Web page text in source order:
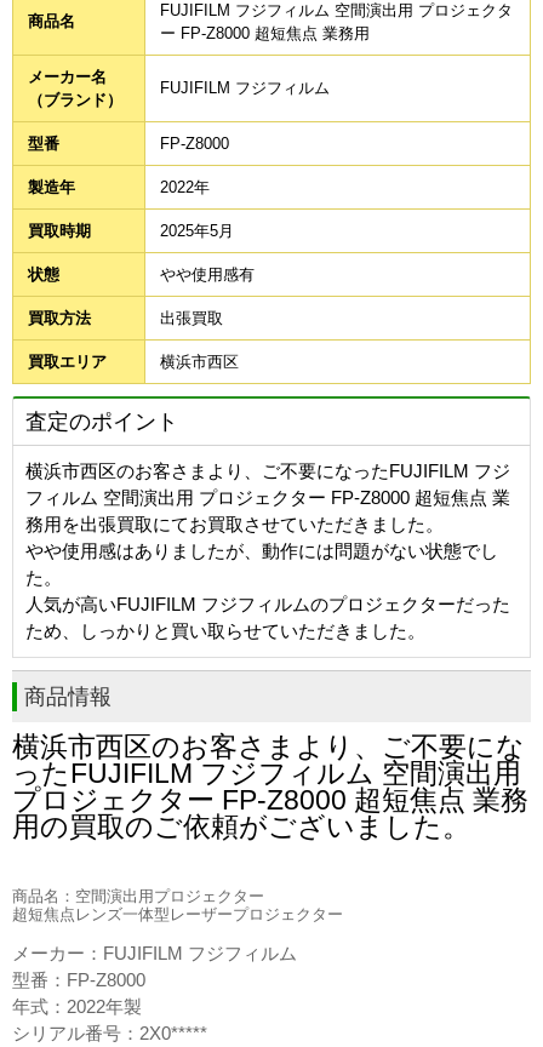
商品名
FUJIFILM フジフィルム 空間演出用 プロジェクタ
ー FP-Z8000 超短焦点 業務用
メーカー名
（ブランド）
FUJIFILM フジフィルム
型番 FP-Z8000
製造年 2022年
買取時期 2025年5月
状態 やや使用感有
買取方法 出張買取
買取エリア 横浜市西区
査定のポイント
横浜市西区のお客さまより、ご不要になったFUJIFILM フジ
フィルム 空間演出用 プロジェクター FP-Z8000 超短焦点 業
務用を出張買取にてお買取させていただきました。
やや使用感はありましたが、動作には問題がない状態でし
た。
人気が高いFUJIFILM フジフィルムのプロジェクターだった
ため、しっかりと買い取らせていただきました。
商品情報
横浜市西区のお客さまより、ご不要にな
ったFUJIFILM フジフィルム 空間演出用
プロジェクター FP-Z8000 超短焦点 業務
用の買取のご依頼がございました。
商品名：空間演出用プロジェクター
超短焦点レンズ一体型レーザープロジェクター
メーカー：FUJIFILM フジフィルム
型番：FP-Z8000
年式：2022年製
シリアル番号：2X0*****